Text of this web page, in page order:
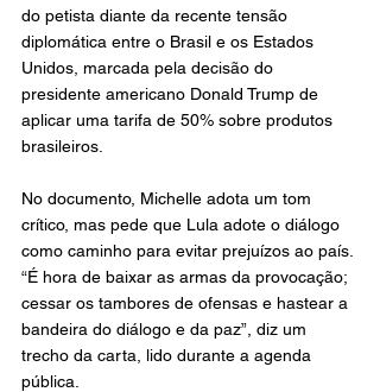
do petista diante da recente tensão
diplomática entre o Brasil e os Estados
Unidos, marcada pela decisão do
presidente americano Donald Trump de
aplicar uma tarifa de 50% sobre produtos
brasileiros.
No documento, Michelle adota um tom
crítico, mas pede que Lula adote o diálogo
como caminho para evitar prejuízos ao país.
“É hora de baixar as armas da provocação;
cessar os tambores de ofensas e hastear a
bandeira do diálogo e da paz”, diz um
trecho da carta, lido durante a agenda
pública.